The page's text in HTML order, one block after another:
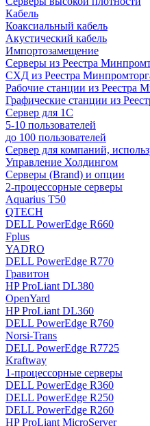
Кабель
Коаксиальный кабель
Акустический кабель
Импортозамещение
Серверы из Реестра
СХД из Реестра
Рабочие станции из Реестра
Графические станции из
Сервер для 1С
5-10 пользователей
до 100 пользователей
Сервер для компаний,
Управление Холдингом
Серверы (Brand) и опции
2-процессорные серверы
Aquarius T50
QTECH
DELL PowerEdge R660
Fplus
YADRO
DELL PowerEdge R770
Гравитон
HP ProLiant DL380
OpenYard
HP ProLiant DL360
DELL PowerEdge R760
Norsi-Trans
DELL PowerEdge R7725
Kraftway
1-процессорные серверы
DELL PowerEdge R360
DELL PowerEdge R250
DELL PowerEdge R260
HP ProLiant MicroServer